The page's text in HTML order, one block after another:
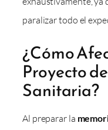
paralizar todo el
¿Cómo
Proyecto
Sanitaria?
Al preparar la